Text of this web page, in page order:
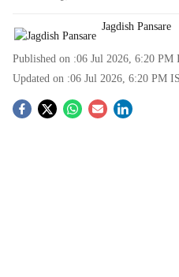
Jagdish Pansare
Published on :06 Jul 2026, 6:20 PM
Updated on :06 Jul 2026, 6:20 PM
S